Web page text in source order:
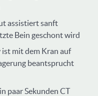
assistiert sanft
Bein geschont wird
mit dem Kran auf
beantsprucht
paar Sekunden CT